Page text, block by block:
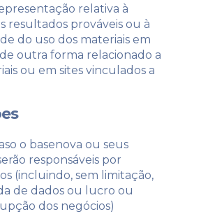
relativa à
resultados prováveis ​​ou à
do uso dos materiais em
outra forma relacionado a
ou em sites vinculados a
o basenova ou seus
responsáveis ​​por
(incluindo, sem limitação,
de dados ou lucro ou
dos negócios)